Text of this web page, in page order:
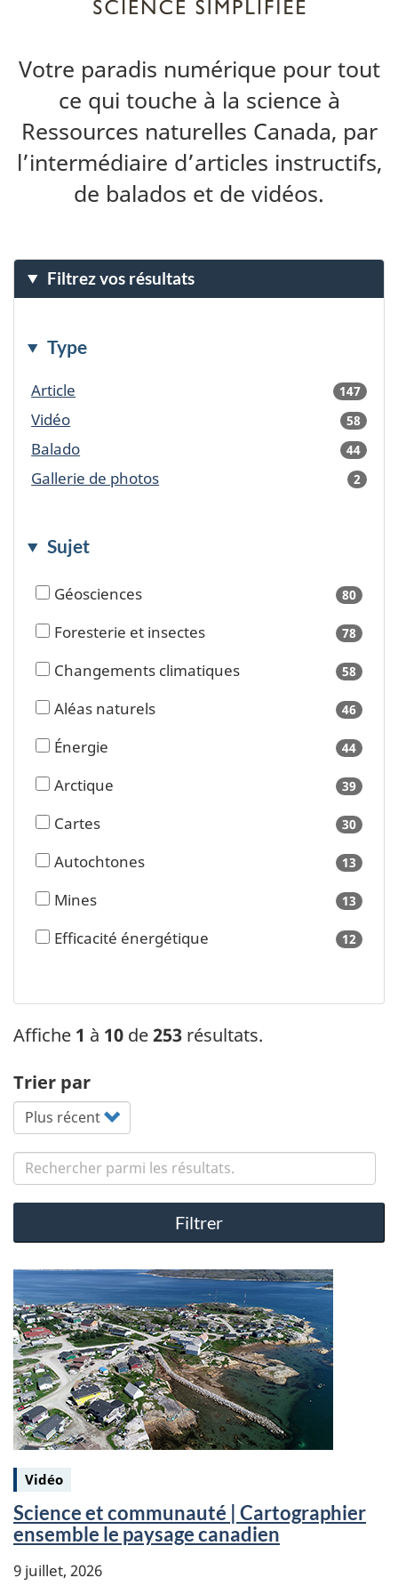
Votre paradis numérique pour tout
ce qui touche à la science à
Ressources naturelles Canada, par
l’intermédiaire d’articles instructifs,
de balados et de vidéos.
Filtrez vos résultats
Type
Article 147
Vidéo 58
Balado 44
Gallerie de photos 2
Sujet
Géosciences 80results
Foresterie et insectes 78 results
Changements climatiques 58 results
Aléas naturels 46results
Énergie 44results
Arctique 39results
Cartes 30results
Autochtones 13 results
Mines 13 results
Efficacité énergétique 12results
Affiche 1 à 10 de253 résultats.
Trier par
Search content
Filtrer
Keywords:
Vidéo
Science et communauté | Cartographier
ensemble le paysage canadien
9 juillet, 2026